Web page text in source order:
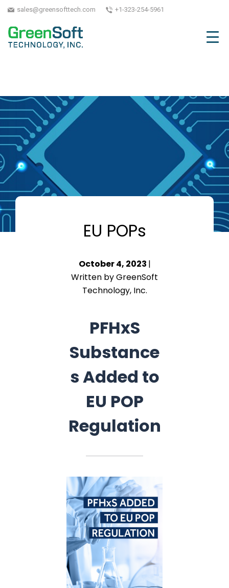
sales@greensofttech.com +1-323-254-5961
EU POPs
October 4, 2023 |
Written by GreenSoft
Technology, Inc.
PFHxS
Substance
s Added to
EU POP
Regulation